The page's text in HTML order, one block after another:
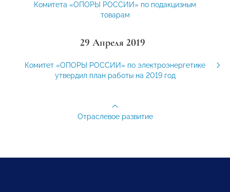
Комитета «ОПОРЫ РОССИИ» по подакцизным
товарам
29 Апреля 2019
Комитет «ОПОРЫ РОССИИ» по электроэнергетике
утвердил план работы на 2019 год
Отраслевое развитие